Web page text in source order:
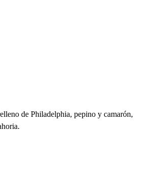
de Philadelphia, pepino y camarón,